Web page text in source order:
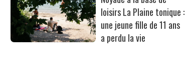
loisirs La Plaine tonique :
une jeune fille de 11 ans
a perdu la vie